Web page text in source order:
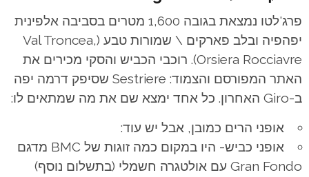
פרג'לטו נמצאת בגובה 1,600 מטרים בסביבה אלפינית
יפהפיה ובלב פארקים \ שמורות טבע (Val Troncea,
Orsiera Rocciavre). רוכבי הכביש והסקי מכירים את
האתר המפורסם והצמוד: Sestriere שסיפק דרמה יפה
ב-Giro האחרון. כל אחד ימצא שם את מה שמתאים לו:
אופני הרים כמובן, אבל יש עוד:
אופני כביש- היו במקום כמה זוגות של BMC מדגם
Gran Fondo עם אולטגרה חשמלי (בתשלום נוסף)